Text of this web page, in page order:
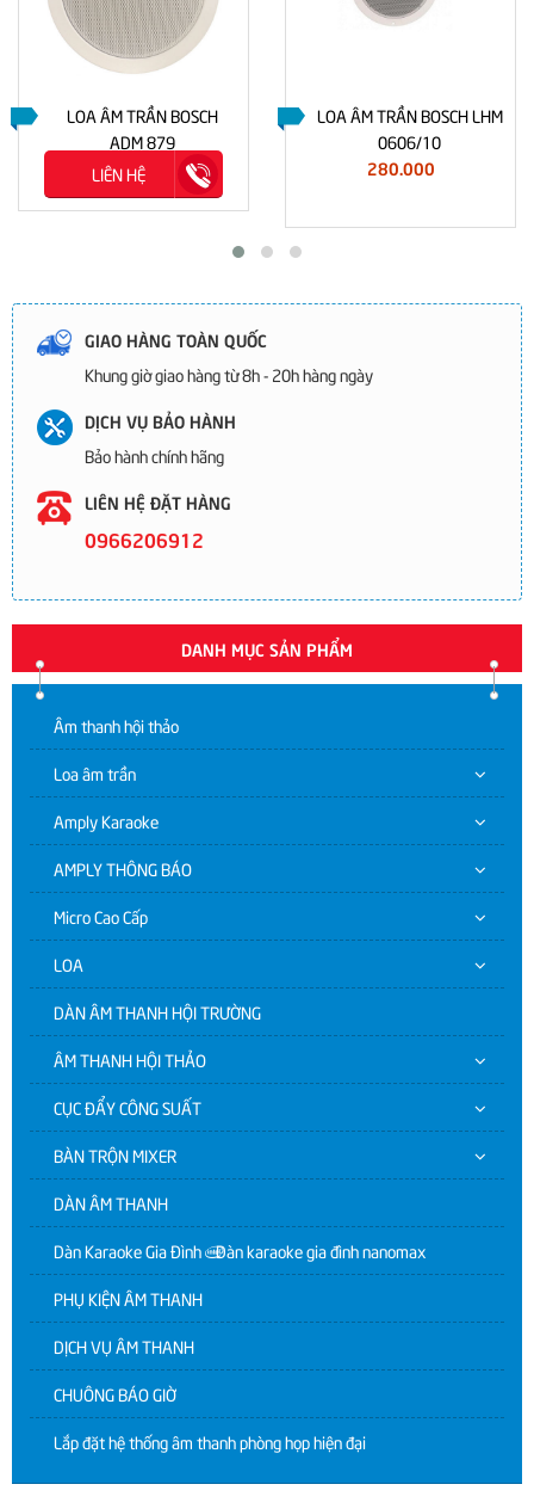
LOA ÂM TRẦN BOSCH
ADM 879
LIÊN HỆ
LOA ÂM TRẦN BOSCH LHM
0606/10
280.000
GIAO HÀNG TOÀN QUỐC
Khung giờ giao hàng từ 8h - 20h hàng ngày
DỊCH VỤ BẢO HÀNH
Bảo hành chính hãng
LIÊN HỆ ĐẶT HÀNG
0966206912
DANH MỤC SẢN PHẨM
Âm thanh hội thảo
Loa âm trần
Amply Karaoke
AMPLY THÔNG BÁO
Micro Cao Cấp
LOA
DÀN ÂM THANH HỘI TRƯỜNG
ÂM THANH HỘI THẢO
CỤC ĐẨY CÔNG SUẤT
BÀN TRỘN MIXER
DÀN ÂM THANH
Dàn Karaoke Gia Đình | Dàn karaoke gia đình nanomax
PHỤ KIỆN ÂM THANH
DỊCH VỤ ÂM THANH
CHUÔNG BÁO GIỜ
Lắp đặt hệ thống âm thanh phòng họp hiện đại